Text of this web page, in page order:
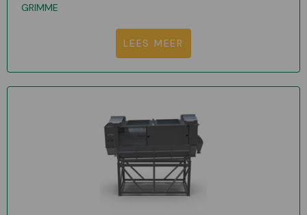
GRIMME
LEES MEER